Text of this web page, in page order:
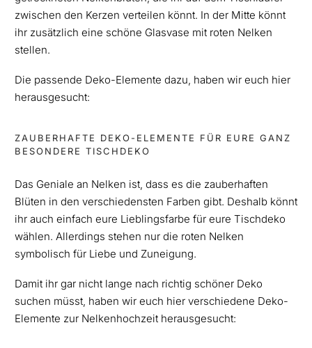
zwischen den Kerzen verteilen könnt. In der Mitte könnt
ihr zusätzlich eine schöne Glasvase mit roten Nelken
stellen.
Die passende Deko-Elemente dazu, haben wir euch hier
herausgesucht:
ZAUBERHAFTE DEKO-ELEMENTE FÜR EURE GANZ
BESONDERE TISCHDEKO
Das Geniale an Nelken ist, dass es die zauberhaften
Blüten in den verschiedensten Farben gibt. Deshalb könnt
ihr auch einfach eure Lieblingsfarbe für eure Tischdeko
wählen. Allerdings stehen nur die roten Nelken
symbolisch für Liebe und Zuneigung.
Damit ihr gar nicht lange nach richtig schöner Deko
suchen müsst, haben wir euch hier verschiedene Deko-
Elemente zur Nelkenhochzeit herausgesucht: